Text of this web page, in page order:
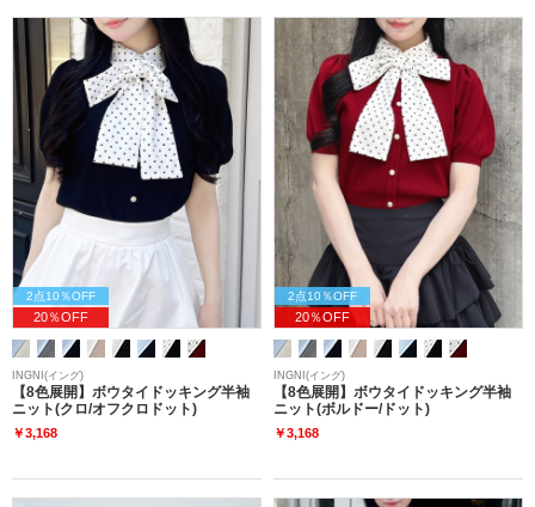
2点10％OFF
20％OFF
INGNI(イング)
【8色展開】ボウタイドッキング半袖
ニット(クロ/オフクロドット)
￥3,168
2点10％OFF
20％OFF
INGNI(イング)
【8色展開】ボウタイドッキング半袖
ニット(ボルドー/ドット)
￥3,168